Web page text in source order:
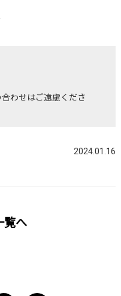
わせはご遠慮くださ
2024.01.16
覧へ